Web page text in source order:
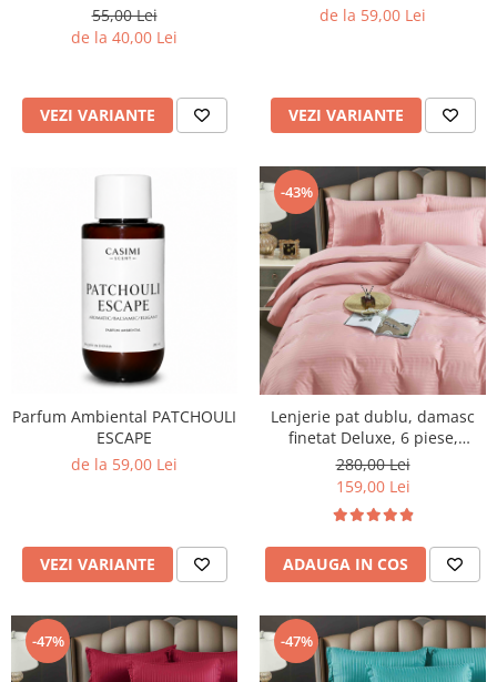
55,00 Lei
de la 40,00 Lei
VEZI VARIANTE
de la 59,00 Lei
VEZI VARIANTE
Parfum Ambiental PATCHOULI
ESCAPE
de la 59,00 Lei
VEZI VARIANTE
-43%
Lenjerie pat dublu, damasc
finetat Deluxe, 6 piese,
cearceaf pat cu elastic, Roz
Deschis
280,00 Lei
159,00 Lei
ADAUGA IN COS
-47% -47%